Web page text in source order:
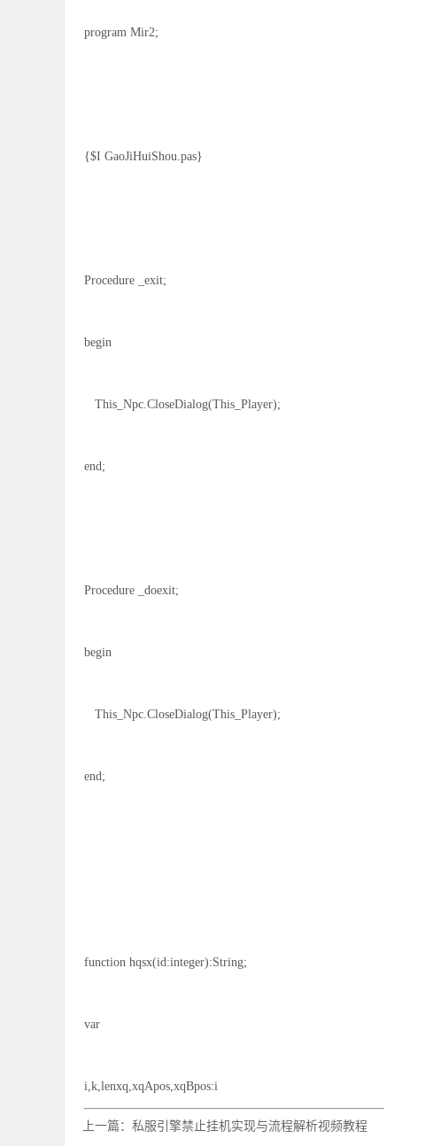
program Mir2;
{$I GaoJiHuiShou.pas}
Procedure _exit;
begin
This_Npc.CloseDialog(This_Player);
end;
Procedure _doexit;
begin
This_Npc.CloseDialog(This_Player);
end;
function hqsx(id:integer):String;
var
i,k,lenxq,xqApos,xqBpos:i
上一篇：私服引擎禁止挂机实现与流程解析视频教程